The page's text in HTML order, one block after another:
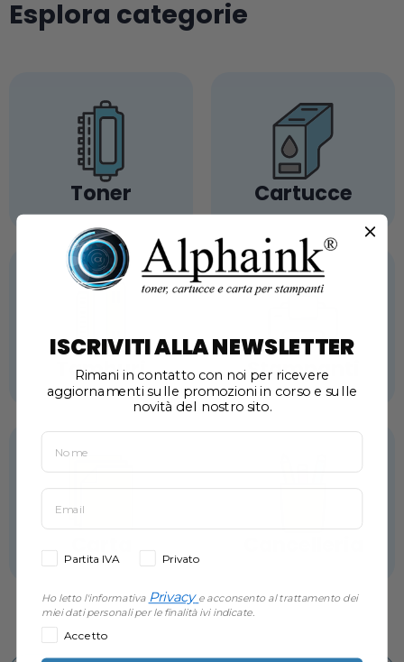
Esplora categorie
Toner Cartucce
Tamburi Stampanti
ISCRIVITI ALLA NEWSLETTER
Rimani in contatto con noi per ricevere
aggiornamenti sulle promozioni in corso e sulle
novità del nostro sito.
Partita IVA Privato
Ho letto l'informativa Privacy e acconsento al trattamento dei
miei dati personali per le finalità ivi indicate.
Accetto